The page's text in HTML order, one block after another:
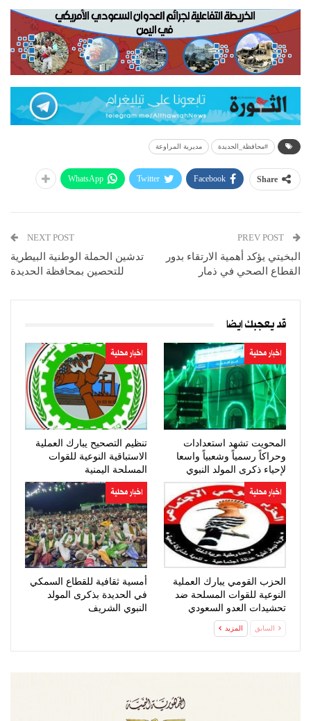
#محافظة_الحديدة مديرية المراوعة
Share
Facebook
Twitter
WhatsApp
البخيتي يؤكد أهمية الارتقاء بدور
القطاع الصحي في ذمار
NEXT POST
تدشين الحملة الوطنية البيطرية
للتحصين بمحافظة الحديدة
قد يعجبك ايضا
اخبار محلية
المحويت تشهد استعدادات
وحراكاً رسمياً وشعبياً واسعا
لإحياء ذكرى المولد النبوي
اخبار محلية
تنظيم التصحيح يبارك العملية
الاستباقية النوعية للقوات
المسلحة اليمنية
اخبار محلية
الحزب القومي يبارك العملية
النوعية للقوات المسلحة ضد
تحشيدات العدو السعودي
اخبار محلية
أمسية ثقافية للقطاع السمكي
في الحديدة بذكرى المولد
النبوي الشريف
السابق المزيد